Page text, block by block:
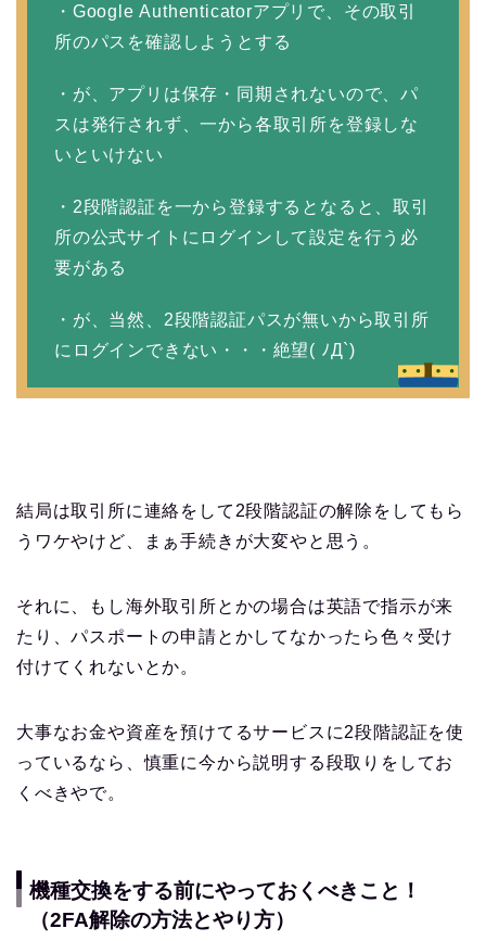
・Google Authenticatorアプリで、その取引
所のパスを確認しようとする
・が、アプリは保存・同期されないので、パ
スは発行されず、一から各取引所を登録しな
いといけない
・2段階認証を一から登録するとなると、取引
所の公式サイトにログインして設定を行う必
要がある
・が、当然、2段階認証パスが無いから取引所
にログインできない・・・絶望( ﾉД`)
結局は取引所に連絡をして2段階認証の解除をしてもら
うワケやけど、まぁ手続きが大変やと思う。
それに、もし海外取引所とかの場合は英語で指示が来
たり、パスポートの申請とかしてなかったら色々受け
付けてくれないとか。
大事なお金や資産を預けてるサービスに2段階認証を使
っているなら、慎重に今から説明する段取りをしてお
くべきやで。
機種交換をする前にやっておくべきこと！
（2FA解除の方法とやり方）